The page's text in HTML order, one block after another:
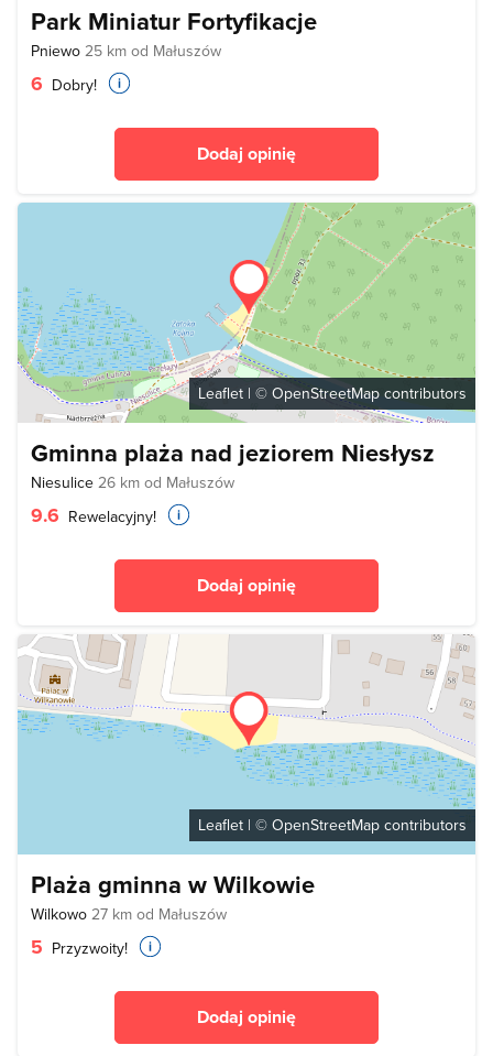
Park Miniatur Fortyfikacje
Pniewo 25 km od Małuszów
6 Dobry!
Dodaj opinię
Leaflet | © OpenStreetMap contributors
Gminna plaża nad jeziorem Niesłysz
Niesulice 26 km od Małuszów
9.6 Rewelacyjny!
Dodaj opinię
Leaflet | © OpenStreetMap contributors
Plaża gminna w Wilkowie
Wilkowo 27 km od Małuszów
5 Przyzwoity!
Dodaj opinię